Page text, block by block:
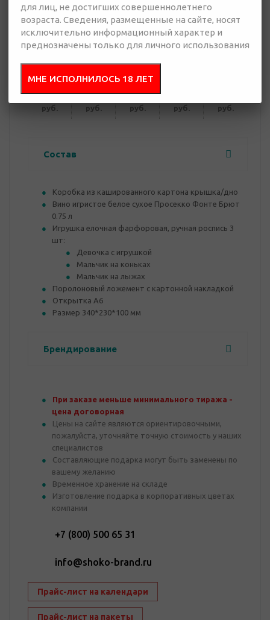
Отправить
запрос
Добавить в
8 857
руб.
8 543
руб.
8 381
руб.
руб.
руб.
Состав
Коробка из кашированного картона крышка/дно
Вино игристое белое сухое Просекко Фонте Брют
0.75 л
Игрушка елочная фарфоровая, ручная роспись 3
шт:
Девочка с игрушкой
Мальчик на коньках
Мальчик на лыжах
Поролоновый ложемент с картонной накладкой
Открытка А6
Размер 340*230*100 мм
Брендирование
При заказе меньше минимального тиража -
цена договорная
Цены на сайте являются ориентировочными,
пожалуйста, уточняйте точную стоимость у наших
специалистов
Составляющие подарка могут быть заменены по
вашему желанию
Временное хранение на складе
Изготовление подарка в корпоративных цветах
компании
+7 (800) 500 65 31
info@shoko-brand.ru
Прайс-лист на календари
Прайс-лист на пакеты
для лиц, не достигших совершеннолетнего
возраста. Сведения, размещенные на сайте, носят
исключительно информационный характер и
преднозначены только для личного использования
МНЕ ИСПОЛНИЛОСЬ 18 ЛЕТ